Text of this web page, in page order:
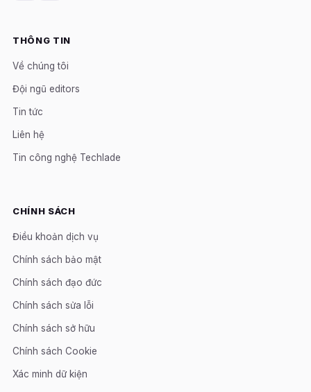
THÔNG TIN
Về chúng tôi
Đội ngũ editors
Tin tức
Liên hệ
Tin công nghệ Techlade
CHÍNH SÁCH
Điều khoản dịch vụ
Chính sách bảo mật
Chính sách đạo đức
Chính sách sửa lỗi
Chính sách sở hữu
Chính sách Cookie
Xác minh dữ kiện